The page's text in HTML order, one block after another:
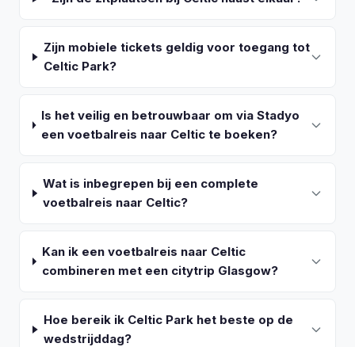
Zijn mobiele tickets geldig voor toegang tot
Celtic Park?
Is het veilig en betrouwbaar om via Stadyo
een voetbalreis naar Celtic te boeken?
Wat is inbegrepen bij een complete
voetbalreis naar Celtic?
Kan ik een voetbalreis naar Celtic
combineren met een citytrip Glasgow?
Hoe bereik ik Celtic Park het beste op de
wedstrijddag?